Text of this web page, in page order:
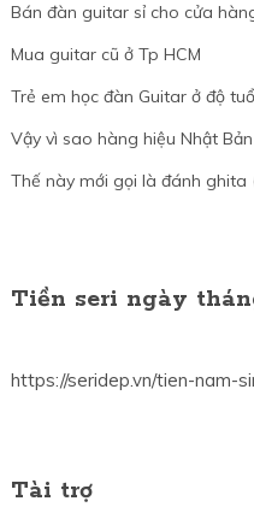
Bán đàn guitar sỉ cho cửa
Mua guitar cũ ở Tp HCM
Trẻ em học đàn Guitar ở độ
Vậy vì sao hàng hiệu Nhật
Thế này mới gọi là đánh ghita
Tiền seri ngày
https://seridep.vn/tien-nam-
Tài trợ